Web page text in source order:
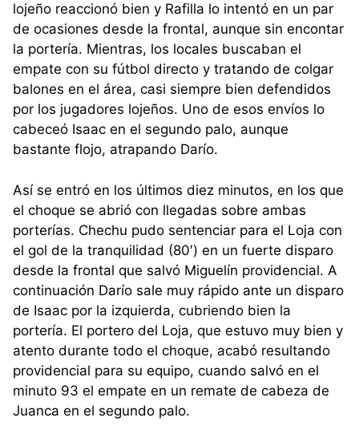
lojeño reaccionó bien y Rafilla lo intentó en un par
de ocasiones desde la frontal, aunque sin encontar
la portería. Mientras, los locales buscaban el
empate con su fútbol directo y tratando de colgar
balones en el área, casi siempre bien defendidos
por los jugadores lojeños. Uno de esos envíos lo
cabeceó Isaac en el segundo palo, aunque
bastante flojo, atrapando Darío.
Así se entró en los últimos diez minutos, en los que
el choque se abrió con llegadas sobre ambas
porterías. Chechu pudo sentenciar para el Loja con
el gol de la tranquilidad (80′) en un fuerte disparo
desde la frontal que salvó Miguelín providencial. A
continuación Darío sale muy rápido ante un disparo
de Isaac por la izquierda, cubriendo bien la
portería. El portero del Loja, que estuvo muy bien y
atento durante todo el choque, acabó resultando
providencial para su equipo, cuando salvó en el
minuto 93 el empate en un remate de cabeza de
Juanca en el segundo palo.